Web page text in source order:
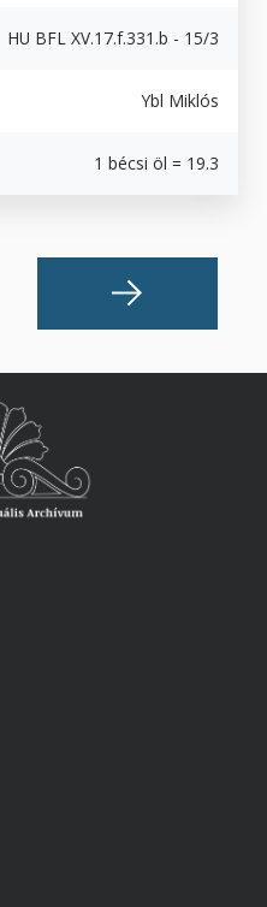
HU BFL XV.17.f.331.b - 15/3
Ybl Miklós
1 bécsi öl = 19.3